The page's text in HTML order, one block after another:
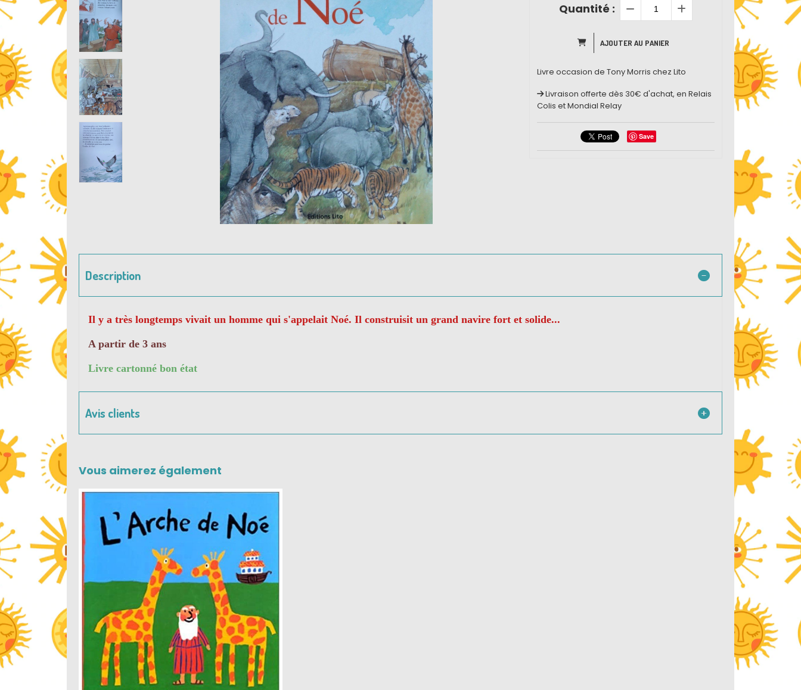
Quantité :
AJOUTER AU PANIER
Livre occasion de Tony Morris chez Lito
Livraison offerte dès 30€ d'achat, en Relais
Colis et Mondial Relay
Save
Description
Il y a très longtemps vivait un homme qui s'appelait Noé. Il construisit un grand navire fort et solide...
A partir de 3 ans
Livre cartonné bon état
Avis clients
Vous aimerez également